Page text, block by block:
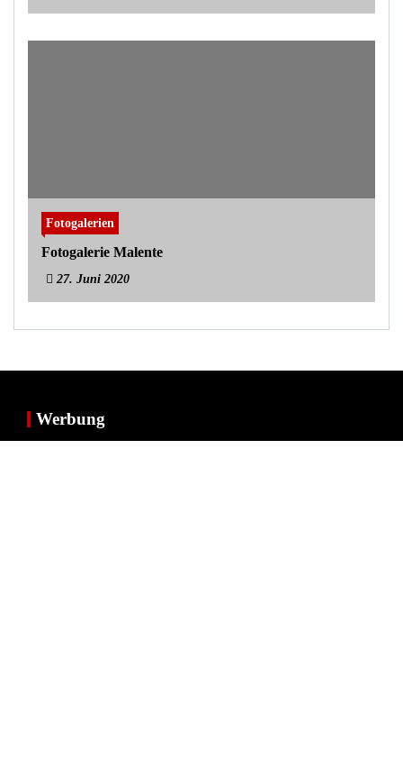
Fotogalerien
Fotogalerie Malente
27. Juni 2020
Werbung